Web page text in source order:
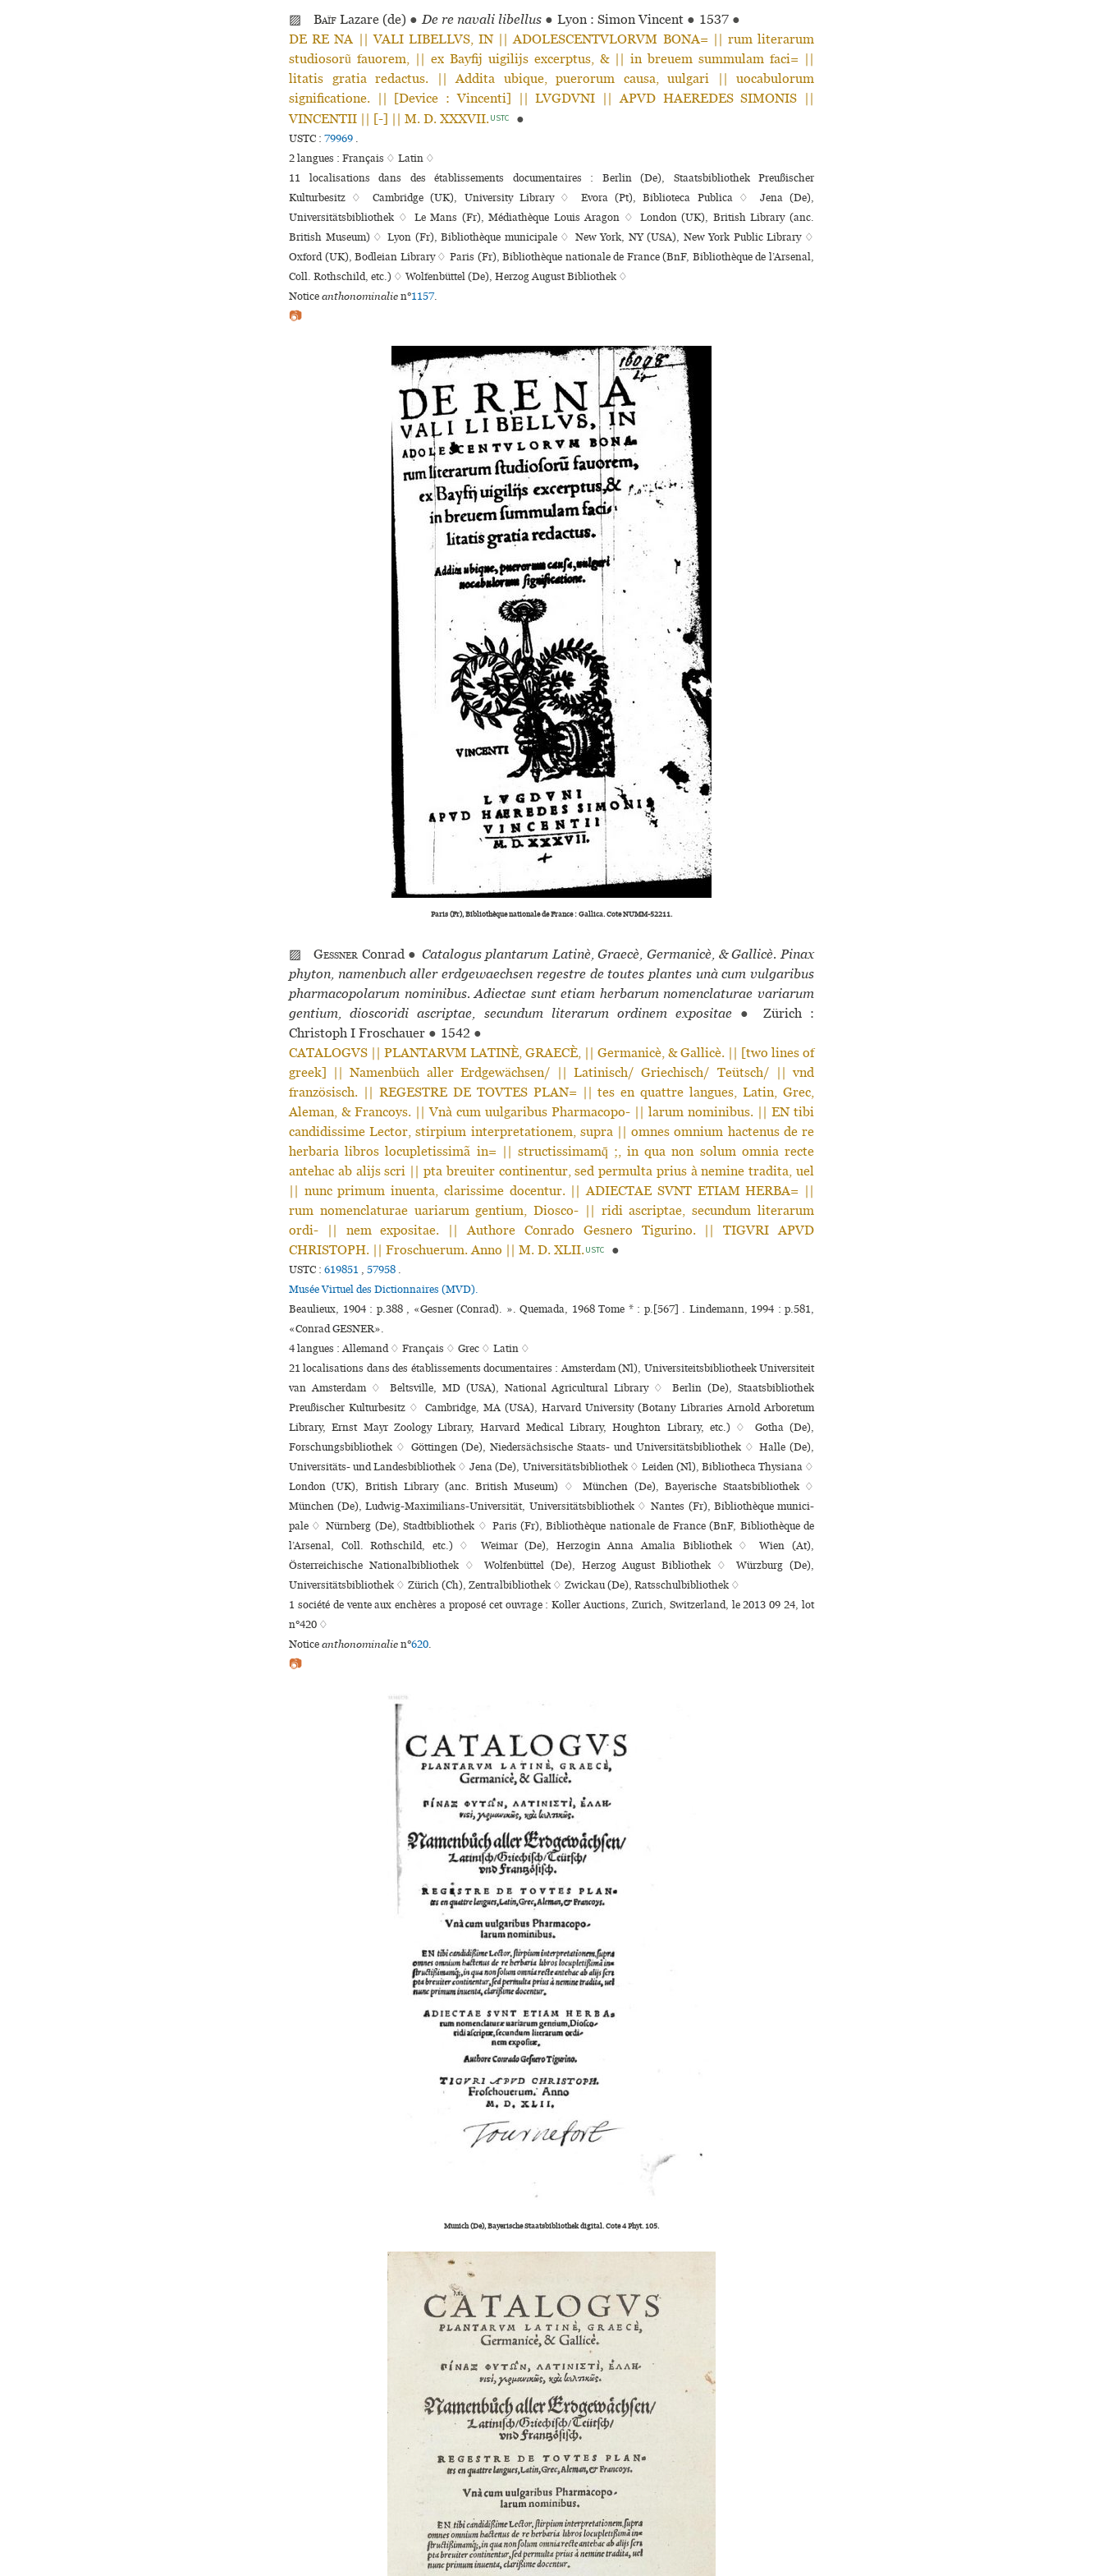
▨ Baïf Lazare (de) ● De re navali libellus ● Lyon : Simon Vincent ● 1537 ●
DE RE NA || VALI LIBELLVS, IN || ADOLESCENTVLORVM BONA= || rum literarum
studiosorũ fauorem, || ex Bayfij uigilijs excerptus, & || in breuem summulam faci= ||
litatis gratia redactus. || Addita ubique, puerorum causa, uulgari || uocabulorum
significatione. || [Device : Vincenti] || LVGDVNI || APVD HAEREDES SIMONIS ||
VINCENTII || [-] || M. D. XXXVII.USTC ●
USTC : 79969 .
2 langues : Français ♢ Latin ♢
11 localisations dans des établissements documentaires : Berlin (De), Staatsbibliothek Preußischer
Kulturbesitz ♢ Cambridge (UK), University Library ♢ Evora (Pt), Biblioteca Publica ♢ Jena (De),
Universitätsbibliothek ♢ Le Mans (Fr), Médiathèque Louis Aragon ♢ London (UK), British Library (anc.
British Museum) ♢ Lyon (Fr), Bibliothèque muni­ci­pale ♢ New York, NY (USA), New York Public Library ♢
Oxford (UK), Bodleian Library ♢ Paris (Fr), Bibliothèque nationale de France (BnF, Bibliothèque de l’Arsenal,
Coll. Rothschild, etc.) ♢ Wolfenbüttel (De), Herzog August Bibliothek ♢
Noticeanthonominalien°1157.
📷
Paris (Fr), Bibliothèque nationale de France : Gallica. Cote NUMM-52211.
▨ Gessner Conrad ● Catalogus plantarum Latinè, Graecè, Germanicè, & Gallicè. Pinax
phyton, namenbuch aller erdgewaechsen regestre de toutes plantes unà cum vulgaribus
pharmacopolarum nominibus. Adiectae sunt etiam herbarum nomenclaturae variarum
gentium, dioscoridi ascriptae, secundum literarum ordinem expositae ●
Zürich :
Christoph I Froschauer ● 1542 ●
CATALOGVS || PLANTARVM LATINÈ, GRAECÈ, || Germanicè, & Gallicè. || [two lines of
greek] || Namenbüch aller Erdgewächsen/ || Latinisch/ Griechisch/ Teütsch/ || vnd
französisch. || REGESTRE DE TOVTES PLAN= || tes en quattre langues, Latin, Grec,
Aleman, & Francoys. || Vnà cum uulgaribus Pharmacopo- || larum nominibus. || EN tibi
candidissime Lector, stirpium interpretationem, supra || omnes omnium hactenus de re
herbaria libros locupletissimã in= || structissimamq̃ ;, in qua non solum omnia recte
antehac ab alijs scri || pta breuiter continentur, sed permulta prius à nemine tradita, uel
|| nunc primum inuenta, clarissime docentur. || ADIECTAE SVNT ETIAM HERBA= ||
rum nomenclaturae uariarum gentium, Diosco- || ridi ascriptae, secundum literarum
ordi- || nem expositae. || Authore Conrado Gesnero Tigurino. || TIGVRI APVD
CHRISTOPH. || Froschuerum. Anno || M. D. XLII.USTC ●
USTC : 619851 , 57958 .
Musée Virtuel des Dictionnaires (MVD).
Beaulieux, 1904 : p.388 , «Gesner (Conrad). ». Quemada, 1968 Tome * : p.[567] . Lindemann, 1994 : p.581,
«Conrad GESNER».
4 langues :Allemand ♢ Français ♢ Grec ♢ Latin ♢
21 localisations dans des établissements documentaires : Amsterdam (Nl), Universiteitsbibliotheek Universiteit
van Amsterdam ♢ Beltsville, MD (USA), National Agricultural Library ♢ Berlin (De), Staatsbibliothek
Preußischer Kulturbesitz ♢ Cambridge, MA (USA), Harvard University (Botany Libraries Arnold Arboretum
Library, Ernst Mayr Zoology Library, Harvard Medical Library, Houghton Library, etc.) ♢ Gotha (De),
Forschungsbibliothek ♢ Göttingen (De), Niedersächsische Staats- und Universitätsbibliothek ♢ Halle (De),
Universitäts- und Landesbibliothek ♢ Jena (De), Universitätsbibliothek ♢ Leiden (Nl), Bibliotheca Thysiana ♢
London (UK), British Library (anc. British Museum) ♢ München (De), Bayerische Staatsbibliothek ♢
München (De), Ludwig-Maximilians-Universität, Universitätsbibliothek ♢ Nantes (Fr), Bibliothèque muni­ci­
pale ♢ Nürnberg (De), Stadtbibliothek ♢ Paris (Fr), Bibliothèque nationale de France (BnF, Bibliothèque de
l’Arsenal, Coll. Rothschild, etc.) ♢ Weimar (De), Herzogin Anna Amalia Bibliothek ♢ Wien (At),
Österreichische Nationalbibliothek ♢ Wolfenbüttel (De), Herzog August Bibliothek ♢ Würzburg (De),
Universitätsbibliothek ♢ Zürich (Ch), Zentralbibliothek ♢ Zwickau (De), Ratsschulbibliothek ♢
1 société de vente aux enchères a proposé cet ouvrage : Koller Auctions, Zurich, Switzerland, le 2013 09 24, lot
n°420 ♢
Noticeanthonominalien°620.
📷
Munich (De), Bayerische Staatsbibliothek digital. Cote 4 Phyt. 105.